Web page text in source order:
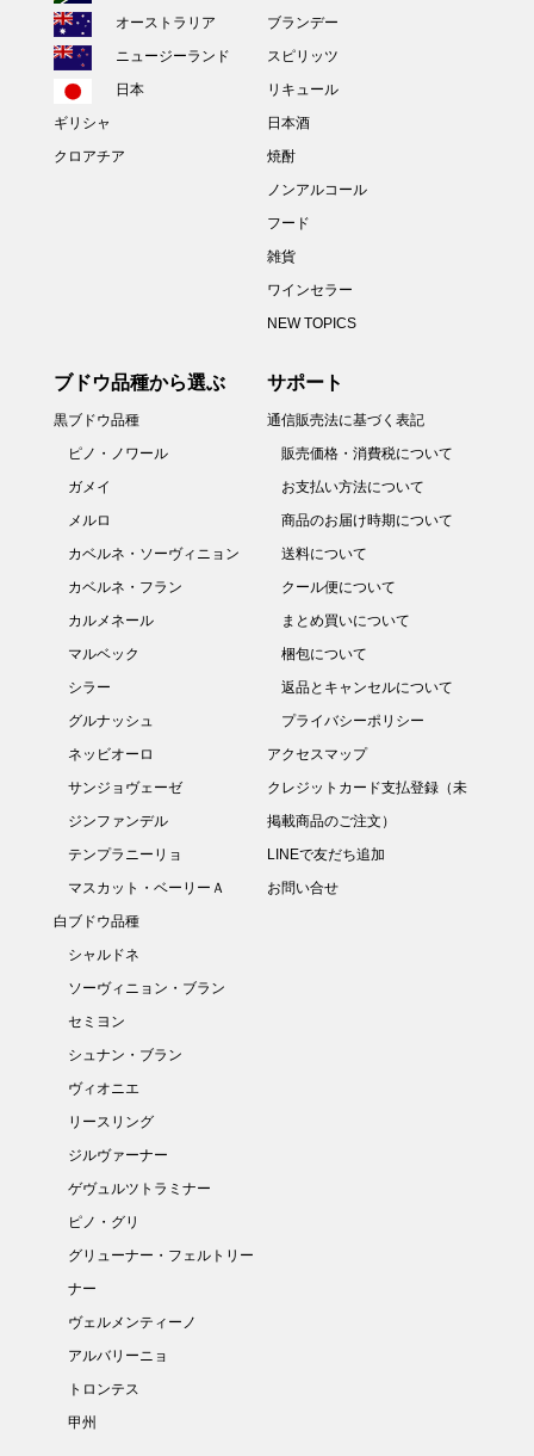
オーストラリア
ニュージーランド
日本
ギリシャ
クロアチア
ブランデー
スピリッツ
リキュール
日本酒
焼酎
ノンアルコール
フード
雑貨
ワインセラー
NEW TOPICS
ブドウ品種から選ぶ
黒ブドウ品種
ピノ・ノワール
ガメイ
メルロ
カベルネ・ソーヴィニョン
カベルネ・フラン
カルメネール
マルベック
シラー
グルナッシュ
ネッビオーロ
サンジョヴェーゼ
ジンファンデル
テンプラニーリョ
マスカット・ベーリーＡ
白ブドウ品種
シャルドネ
ソーヴィニョン・ブラン
セミヨン
シュナン・ブラン
ヴィオニエ
リースリング
ジルヴァーナー
ゲヴュルツトラミナー
ピノ・グリ
グリューナー・フェルトリー
ナー
ヴェルメンティーノ
アルバリーニョ
トロンテス
甲州
サポート
通信販売法に基づく表記
販売価格・消費税について
お支払い方法について
商品のお届け時期について
送料について
クール便について
まとめ買いについて
梱包について
返品とキャンセルについて
プライバシーポリシー
アクセスマップ
クレジットカード支払登録（未
掲載商品のご注文）
LINEで友だち追加
お問い合せ